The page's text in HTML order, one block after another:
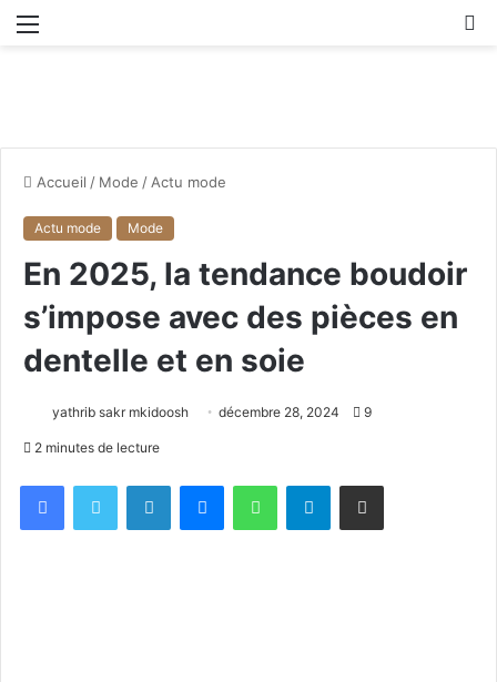
Accueil / Mode /Actu mode
Actu mode Mode
En 2025, la tendance boudoir
s’impose avec des pièces en
dentelle et en soie
yathrib sakr mkidoosh décembre 28, 2024 9
2 minutes de lecture
Telegram